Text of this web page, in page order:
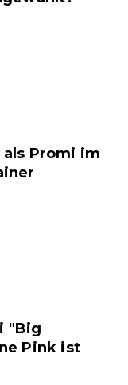
Promi im
"Big
Pink ist